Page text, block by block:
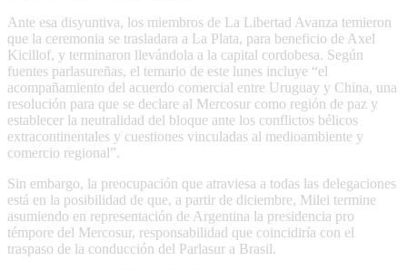
Ante esa disyuntiva, los miembros de La Libertad Avanza temieron
que la ceremonia se trasladara a La Plata, para beneficio de Axel
Kicillof, y terminaron llevándola a la capital cordobesa. Según
fuentes parlasureñas, el temario de este lunes incluye “el
acompañamiento del acuerdo comercial entre Uruguay y China, una
resolución para que se declare al Mercosur como región de paz y
establecer la neutralidad del bloque ante los conflictos bélicos
extracontinentales y cuestiones vinculadas al medioambiente y
comercio regional”.
Sin embargo, la preocupación que atraviesa a todas las delegaciones
está en la posibilidad de que, a partir de diciembre, Milei termine
asumiendo en representación de Argentina la presidencia pro
témpore del Mercosur, responsabilidad que coincidiría con el
traspaso de la conducción del Parlasur a Brasil.